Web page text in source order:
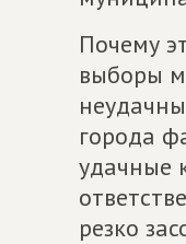
Почему
выборы
города
удачные
резко